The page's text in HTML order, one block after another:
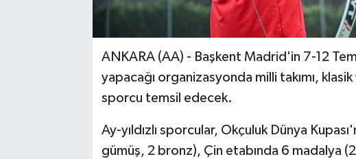
ANKARA (AA) - Başkent Madrid'in 7-12
yapacağı organizasyonda milli takımı,
sporcu temsil edecek.
Ay-yıldızlı sporcular, Okçuluk Dünya
gümüş, 2 bronz), Çin etabında 6 madalya